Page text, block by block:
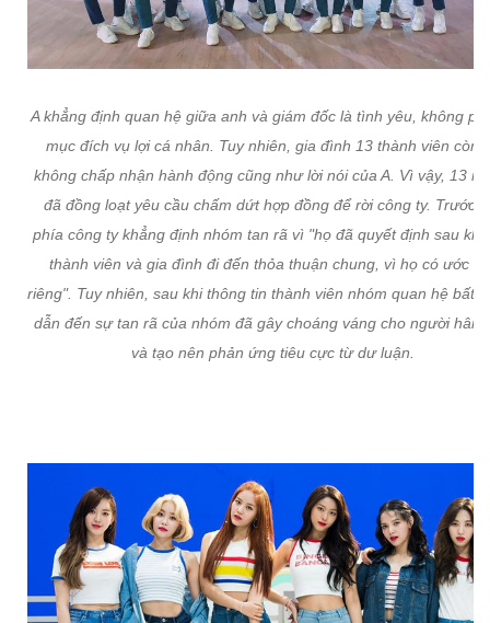
A khẳng định quan hệ giữa anh và giám đốc là tình yêu, không
mục đích vụ lợi cá nhân. Tuy nhiên, gia đình 13 thành viên còn
không chấp nhận hành động cũng như lời nói của A. Vì vậy, 13
đã đồng loạt yêu cầu chấm dứt hợp đồng để rời công ty. Trước
phía công ty khẳng định nhóm tan rã vì "họ đã quyết định sau khi
thành viên và gia đình đi đến thỏa thuận chung, vì họ có ước
riêng". Tuy nhiên, sau khi thông tin thành viên nhóm quan hệ bất
dẫn đến sự tan rã của nhóm đã gây choáng váng cho người hâm
và tạo nên phản ứng tiêu cực từ dư luận.